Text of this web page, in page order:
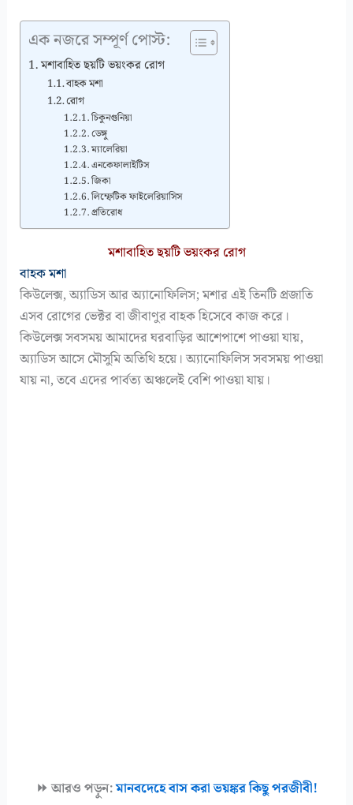
এক নজরে সম্পূর্ণ পোস্ট:
মশাবাহিত ছয়টি ভয়ংকর রোগ
বাহক মশা
রোগ
চিকুনগুনিয়া
ডেঙ্গু
ম্যালেরিয়া
এনকেফালাইটিস
জিকা
লিম্ফেটিক ফাইলেরিয়াসিস
প্রতিরোধ
মশাবাহিত ছয়টি ভয়ংকর রোগ
বাহক মশা
কিউলেক্স, অ্যাডিস আর অ্যানোফিলিস; মশার এই তিনটি প্রজাতি
এসব রোগের ভেক্টর বা জীবাণুর বাহক হিসেবে কাজ করে।
কিউলেক্স সবসময় আমাদের ঘরবাড়ির আশেপাশে পাওয়া যায়,
অ্যাডিস আসে মৌসুমি অতিথি হয়ে। অ্যানোফিলিস সবসময় পাওয়া
যায় না, তবে এদের পার্বত্য অঞ্চলেই বেশি পাওয়া যায়।
⏩ আরও পড়ুন:মানবদেহে বাস করা ভয়ঙ্কর কিছু পরজীবী!